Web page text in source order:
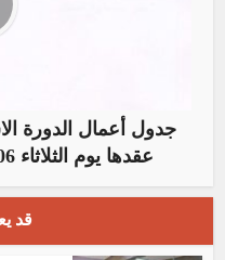
جدول أعمال الدورة
عقدها يوم الثلاثاء 06 دجنبر 2022
قد